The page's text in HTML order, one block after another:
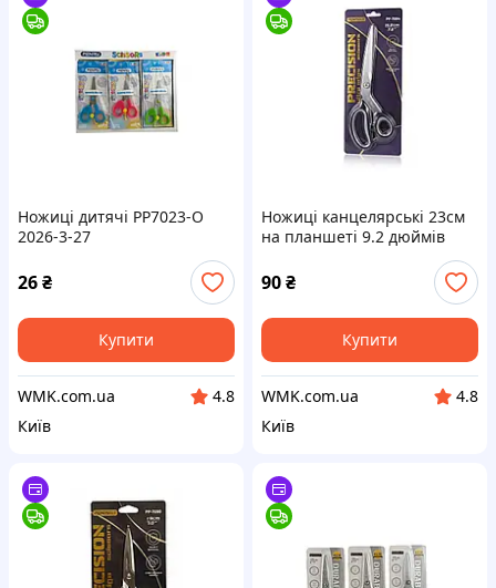
Ножиці дитячі PP7023-O
2026-3-27
26₴
Купити
WMK.com.ua
4.8
Київ
Ножиці канцелярські 23см
на планшеті 9.2 дюймів
сатинове покриття PP7084
2026-3-19
90₴
Купити
WMK.com.ua
4.8
Київ